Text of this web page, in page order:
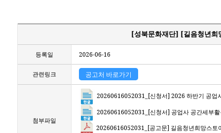
[성북문화재단] [길음청년희
등록일 2026-06-16
관련링크 공고처 바로가기
첨부파일
20260616052031_[신청서] 2026 하반기 공업
20260616052031_[신청서] 공업사 공간세부
20260616052031_[공고문] 길음청년희망스토